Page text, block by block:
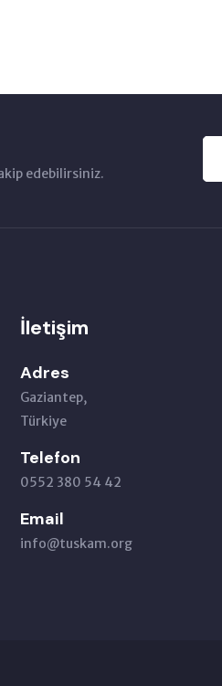
edebilirsiniz.
İletişim
Adres
Gaziantep,
Türkiye
Telefon
0552 380 54 42
Email
info@tuskam.org